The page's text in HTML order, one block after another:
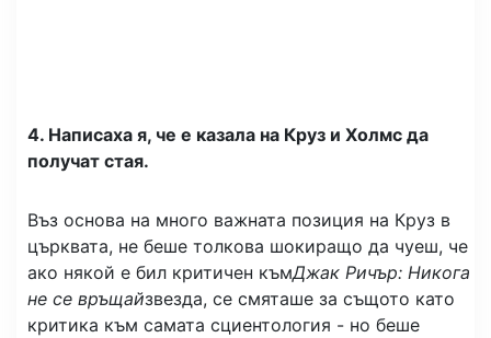
4. Написаха я, че е казала на Круз и Холмс да
получат стая.
Въз основа на много важната позиция на Круз в
църквата, не беше толкова шокиращо да чуеш, че
ако някой е бил критичен къмДжак Ричър: Никога
не се връщайзвезда, се смяташе за същото като
критика към самата сциентология - но беше